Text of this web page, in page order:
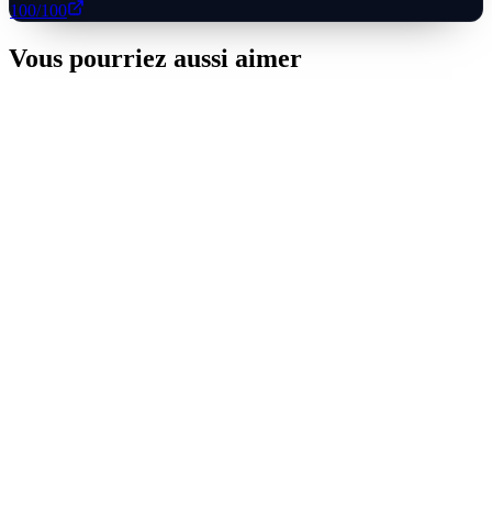
100/100
Vous pourriez aussi aimer